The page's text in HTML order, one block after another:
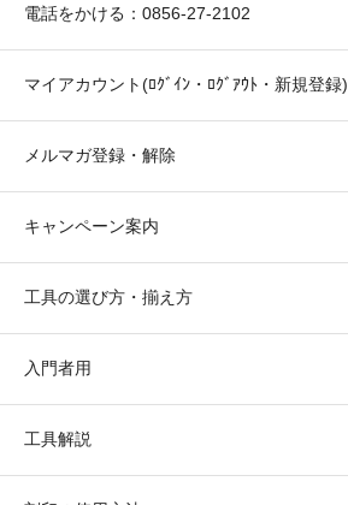
電話をかける：0856-27-2102
マイアカウント(ﾛｸﾞｲﾝ・ﾛｸﾞｱｳﾄ・新規登録)
メルマガ登録・解除
キャンペーン案内
工具の選び方・揃え方
入門者用
工具解説